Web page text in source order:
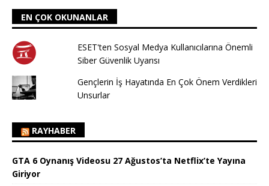
EN ÇOK OKUNANLAR
ESET'ten Sosyal Medya Kullanıcılarına Önemli
Siber Güvenlik Uyarısı
Gençlerin İş Hayatında En Çok Önem Verdikleri
Unsurlar
RAYHABER
GTA 6 Oynanış Videosu 27 Ağustos’ta Netflix’te Yayına
Giriyor